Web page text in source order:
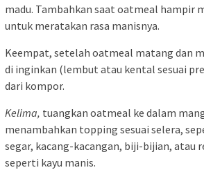
madu. Tambahkan saat oatmeal hampir
untuk meratakan rasa manisnya.
Keempat, setelah oatmeal matang dan
di inginkan (lembut atau kental sesuai
dari kompor.
Kelima, tuangkan oatmeal ke dalam
menambahkan topping sesuai selera,
segar, kacang-kacangan, biji-bijian, atau
seperti kayu manis.